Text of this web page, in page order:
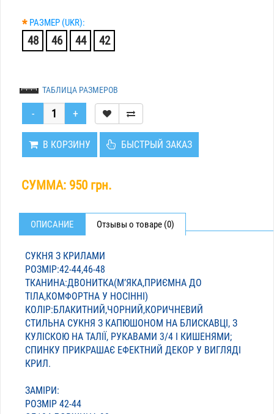
* РАЗМЕР (UKR):
48 46 44 42
ТАБЛИЦА РАЗМЕРОВ
В КОРЗИНУ БЫСТРЫЙ ЗАКАЗ
СУММА: 950 грн.
ОПИСАНИЕ Отзывы о товаре (0)
СУКНЯ З КРИЛАМИ
РОЗМІР:42-44,46-48
ТКАНИНА:ДВОНИТКА(МʼЯКА,ПРИЄМНА ДО
ТІЛА,КОМФОРТНА У НОСІННІ)
КОЛІР:БЛАКИТНИЙ,ЧОРНИЙ,КОРИЧНЕВИЙ
СТИЛЬНА СУКНЯ З КАПЮШОНОМ НА БЛИСКАВЦІ, З
КУЛІСКОЮ НА ТАЛІЇ, РУКАВАМИ 3/4 І КИШЕНЯМИ;
СПИНКУ ПРИКРАШАЄ ЕФЕКТНИЙ ДЕКОР У ВИГЛЯДІ
КРИЛ.
ЗАМІРИ:
РОЗМІР 42-44